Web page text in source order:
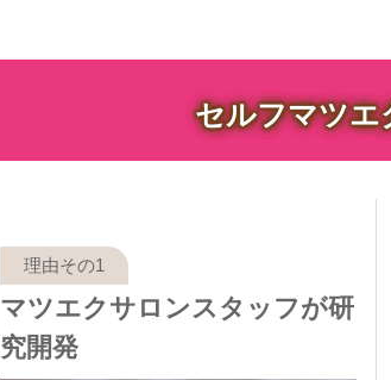
セルフマツエ
マツエクサロンスタッフが研
究開発